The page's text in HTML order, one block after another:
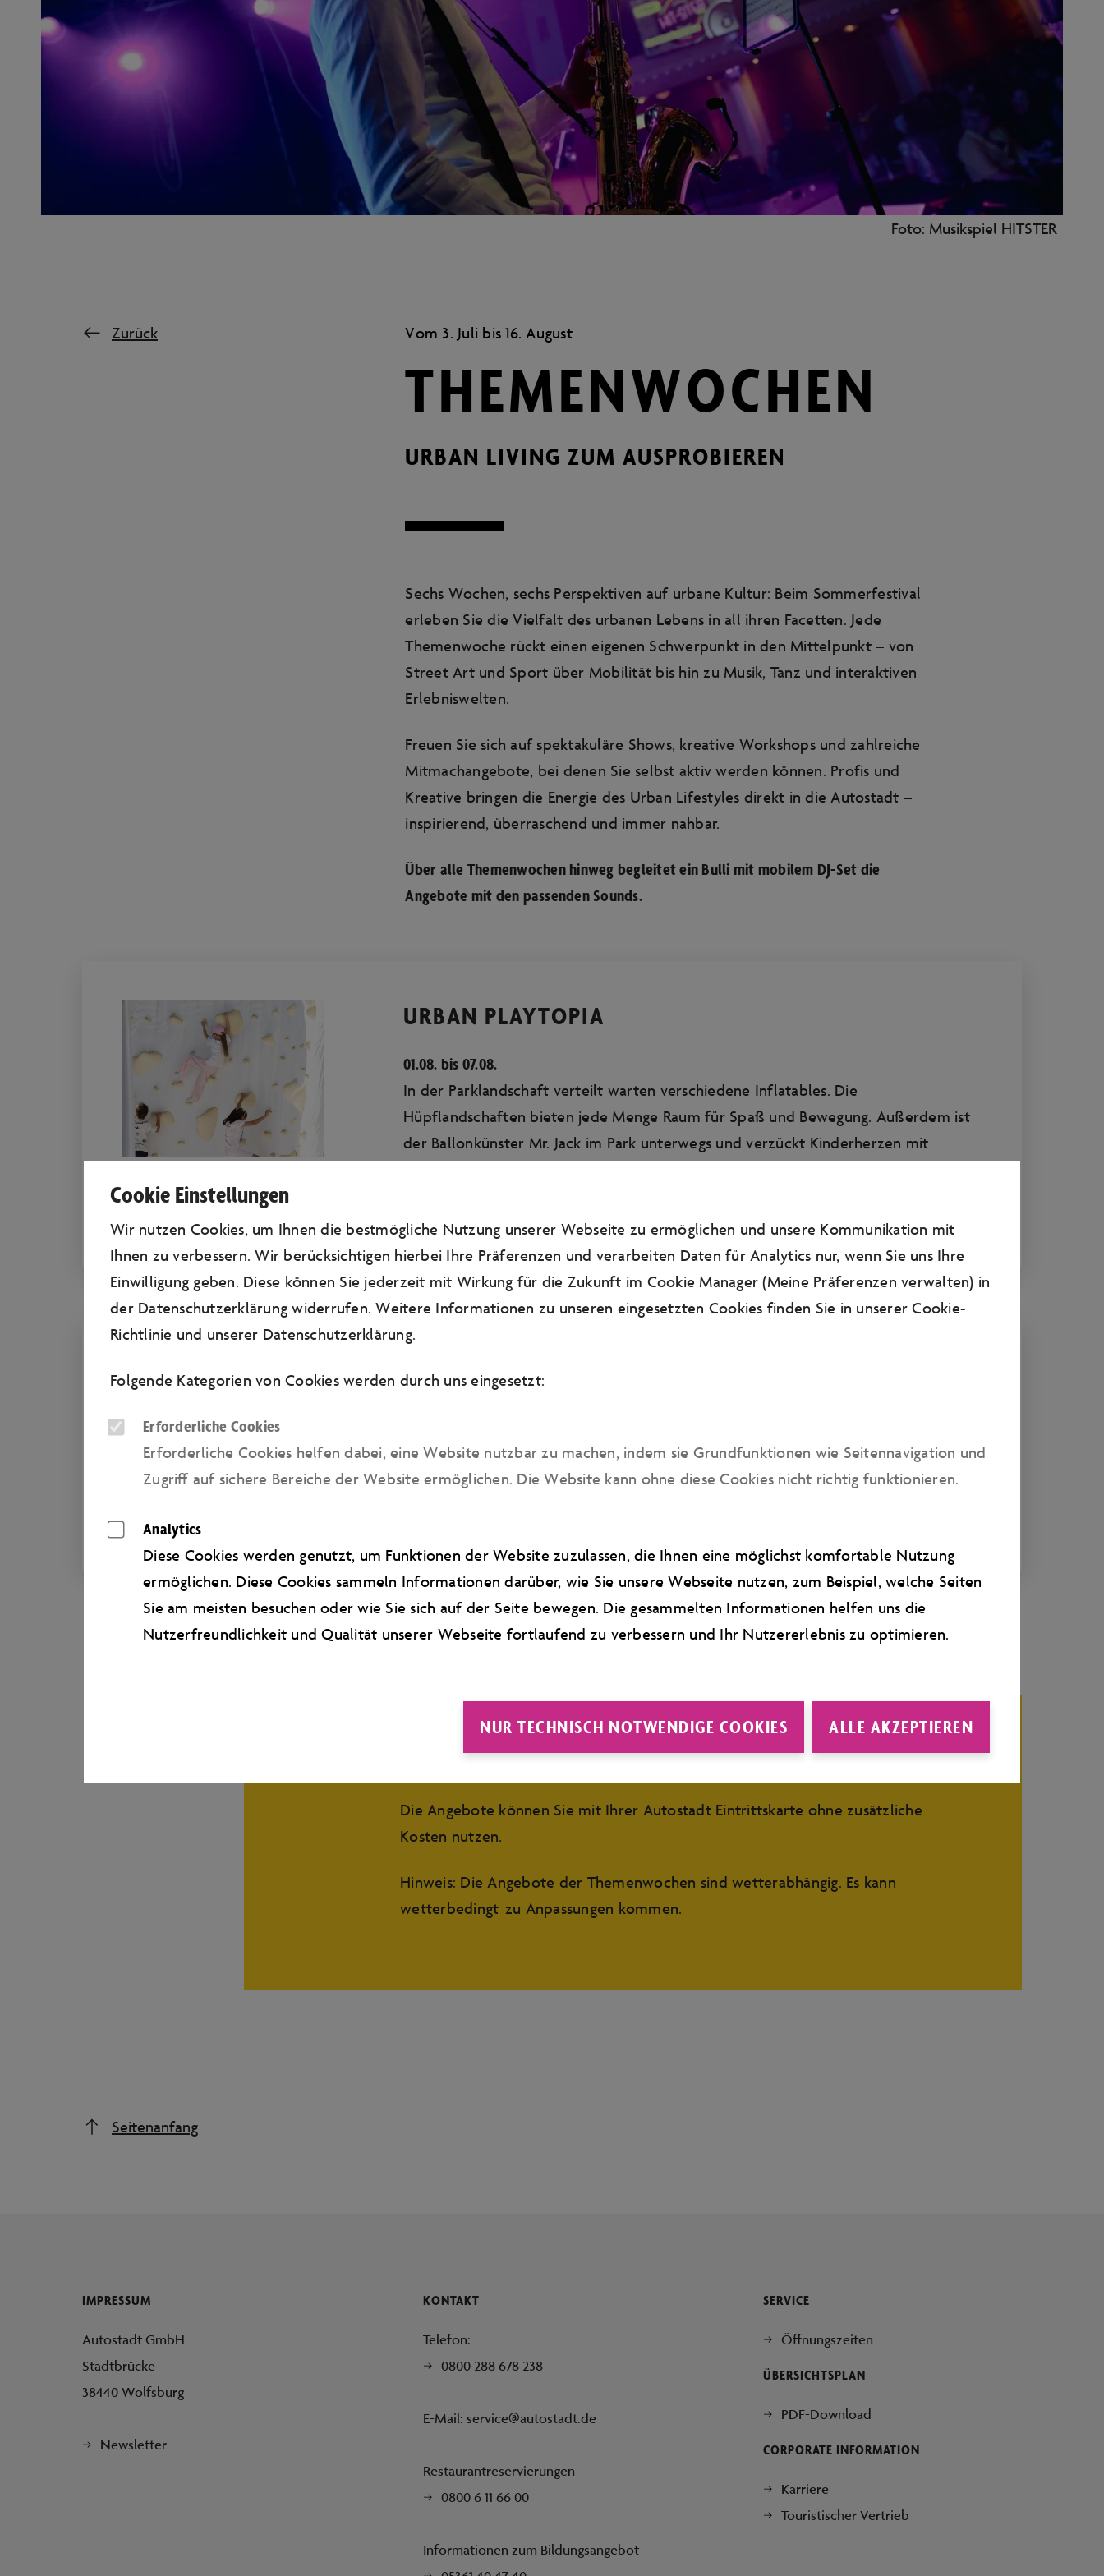
Foto: Musikspiel HITSTER
Zurück Vom 3. Juli bis 16. August
THEMENWOCHEN
URBAN LIVING ZUM AUSPROBIEREN
Sechs Wochen, sechs Perspektiven auf urbane Kultur: Beim Sommerfestival
erleben Sie die Vielfalt des urbanen Lebens in all ihren Facetten. Jede
Themenwoche rückt einen eigenen Schwerpunkt in den Mittelpunkt – von
Street Art und Sport über Mobilität bis hin zu Musik, Tanz und interaktiven
Erlebniswelten.
Freuen Sie sich auf spektakuläre Shows, kreative Workshops und zahlreiche
Mitmachangebote, bei denen Sie selbst aktiv werden können. Profis und
Kreative bringen die Energie des Urban Lifestyles direkt in die Autostadt –
inspirierend, überraschend und immer nahbar.
Über alle Themenwochen hinweg begleitet ein Bulli mit mobilem DJ-Set die
Angebote mit den passenden Sounds.
URBAN PLAYTOPIA
01.08. bis 07.08.
In der Parklandschaft verteilt warten verschiedene Inflatables. Die
Hüpflandschaften bieten jede Menge Raum für Spaß und Bewegung. Außerdem ist
der Ballonkünster Mr. Jack im Park unterwegs und verzückt Kinderherzen mit
URBAN LIFESTYLE
Genuss, Kreativität und Community: Erleben Sie Genuss mit einem urbanen Twist
beim BBQ, in Flairbartender-Shows und beim Yoga am Wasser.
INFOS
Im wöchentlichen Wechsel während derÖffnungszeiten.
Die Angebote können Sie mit Ihrer Autostadt Eintrittskarte ohne zusätzliche
Kosten nutzen.
Hinweis: Die Angebote der Themenwochen sind wetterabhängig. Es kann
wetterbedingt zu Anpassungen kommen.
Seitenanfang
IMPRESSUM
Autostadt GmbH
Stadtbrücke
38440 Wolfsburg
Newsletter
KONTAKT
Telefon:
0800 288 678 238
E-Mail: service@autostadt.de
Restaurantreservierungen
0800 6 11 66 00
Informationen zum Bildungsangebot
SERVICE
Öffnungszeiten
ÜBERSICHTSPLAN
PDF-Download
CORPORATE INFORMATION
Karriere
Touristischer Vertrieb
Cookie Einstellungen
Wir nutzen Cookies, um Ihnen die bestmögliche Nutzung unserer Webseite zu ermöglichen und unsere Kommunikation mit
Ihnen zu verbessern. Wir berücksichtigen hierbei Ihre Präferenzen und verarbeiten Daten für Analytics nur, wenn Sie uns Ihre
Einwilligung geben. Diese können Sie jederzeit mit Wirkung für die Zukunft im Cookie Manager (Meine Präferenzen verwalten) in
der Datenschutzerklärung widerrufen. Weitere Informationen zu unseren eingesetzten Cookies finden Sie in unsererCookie-
Richtlinie und unserer Datenschutzerklärung.
Folgende Kategorien von Cookies werden durch uns eingesetzt:
Erforderliche Cookies
Erforderliche Cookies helfen dabei, eine Website nutzbar zu machen, indem sie Grundfunktionen wie Seitennavigation und
Zugriﬀ auf sichere Bereiche der Website ermöglichen. Die Website kann ohne diese Cookies nicht richtig funktionieren.
Analytics
Diese Cookies werden genutzt, um Funktionen der Website zuzulassen, die Ihnen eine möglichst komfortable Nutzung
ermöglichen. Diese Cookies sammeln Informationen darüber, wie Sie unsere Webseite nutzen, zum Beispiel, welche Seiten
Sie am meisten besuchen oder wie Sie sich auf der Seite bewegen. Die gesammelten Informationen helfen uns die
Nutzerfreundlichkeit und Qualität unserer Webseite fortlaufend zu verbessern und Ihr Nutzererlebnis zu optimieren.
NUR TECHNISCH NOTWENDIGE COOKIES ALLE AKZEPTIEREN